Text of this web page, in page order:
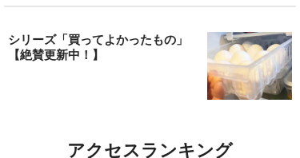
シリーズ「買ってよかったもの」
【絶賛更新中！】
アクセスランキング